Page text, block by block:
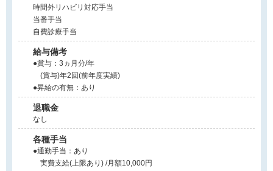
時間外リハビリ対応手当
当番手当
自費診療手当
給与備考
●賞与：3ヵ月分/年
(賞与)年2回(前年度実績)
●昇給の有無：あり
退職金
なし
各種手当
●通勤手当：あり
実費支給(上限あり) /月額10,000円